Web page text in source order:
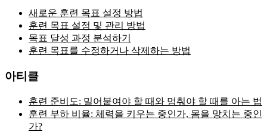
새로운 훈련 목표 설정 방법
훈련 목표 설정 및 관리 방법
목표 달성 과정 분석하기
훈련 목표를 수정하거나 삭제하는 방법
아티클
훈련 준비도: 밀어붙여야 할 때와 멈춰야 할 때를 아는 법
훈련 부하 비율: 체력을 키우는 중인가, 몸을 망치는 중인
가?